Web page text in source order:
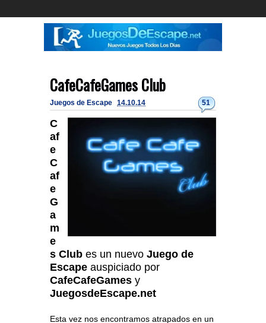
CafeCafeGames Club
51
Juegos de Escape 14.10.14
C
af
e
C
af
e
G
a
m
e
s Club es un nuevo Juego de
Escape auspiciado por
CafeCafeGames y
JuegosdeEscape.net
Esta vez nos encontramos atrapados en un